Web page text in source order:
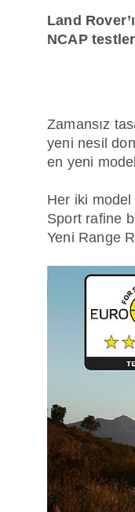
Land
NCAP
Zamansız
yeni nesil
en yeni
Her iki
Sport rafine
Yeni Range